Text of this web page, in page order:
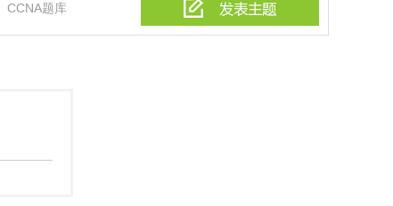
CCNA题库